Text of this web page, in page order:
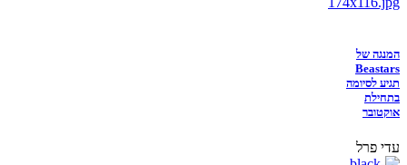
המנגה של
Beastars
תגיע לסיומה
בתחילת
אוקטובר
עדי פרל